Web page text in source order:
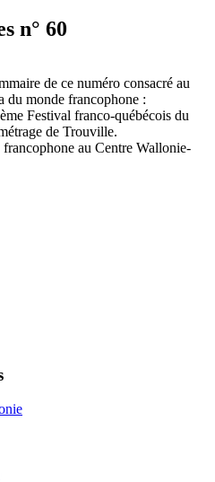
n° 60
de ce numéro consacré au
du monde francophone :
Festival franco-québécois du
de Trouville.
au Centre Wallonie-